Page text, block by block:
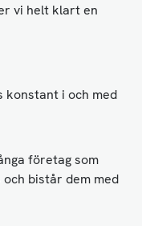
vi helt klart en
konstant i och med
företag som
bistår dem med